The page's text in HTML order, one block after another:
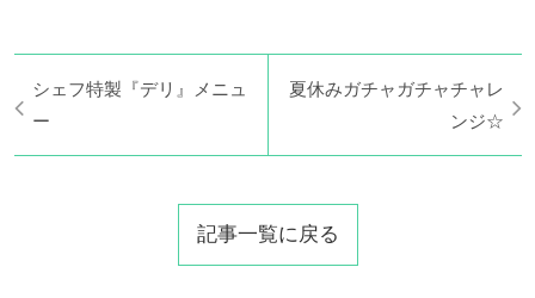
シェフ特製『デリ』メニュ
ー
夏休みガチャガチャチャレ
ンジ☆
記事一覧に戻る